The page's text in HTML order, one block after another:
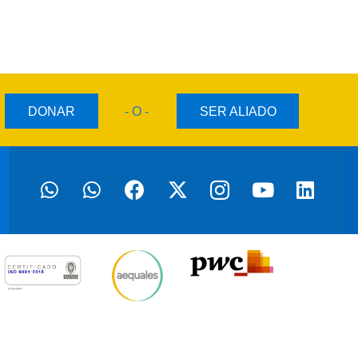
DONAR - O - SER ALIADO